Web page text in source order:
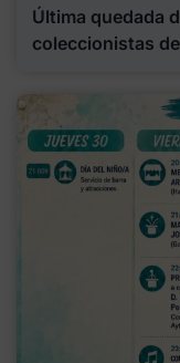
Última quedada
coleccionistas